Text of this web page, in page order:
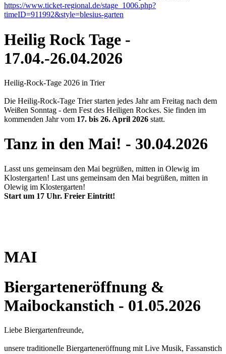
https://www.ticket-regional.de/stage_1006.php?
timeID=911992&style=blesius-garten
Heilig Rock Tage -
17.04.-26.04.2026
Heilig-Rock-Tage 2026 in Trier
Die Heilig-Rock-Tage Trier starten jedes Jahr am Freitag nach dem
Weißen Sonntag - dem Fest des Heiligen Rockes. Sie finden im
kommenden Jahr vom 17. bis 26. April 2026 statt.
Tanz in den Mai! - 30.04.2026
Lasst uns gemeinsam den Mai begrüßen, mitten in Olewig im
Klostergarten! Last uns gemeinsam den Mai begrüßen, mitten in
Olewig im Klostergarten!
Start um 17 Uhr. Freier Eintritt!
MAI
Biergarteneröffnung &
Maibockanstich - 01.05.2026
Liebe Biergartenfreunde,
unsere traditionelle Biergarteneröffnung mit Live Musik, Fassanstich